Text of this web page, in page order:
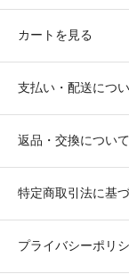
カートを見る
支払い・配送につ
返品・交換について
特定商取引法に基
プライバシーポリ